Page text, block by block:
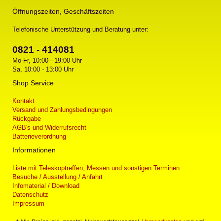
Öffnungszeiten, Geschäftszeiten
Telefonische Unterstützung und Beratung unter:
0821 - 414081
Mo-Fr, 10:00 - 19:00 Uhr
Sa, 10:00 - 13:00 Uhr
Shop Service
Kontakt
Versand und Zahlungsbedingungen
Rückgabe
AGB's und Widerrufsrecht
Batterieverordnung
Informationen
Liste mit Teleskoptreffen, Messen und sonstigen Terminen
Besuche / Ausstellung / Anfahrt
Infomaterial / Download
Datenschutz
Impressum